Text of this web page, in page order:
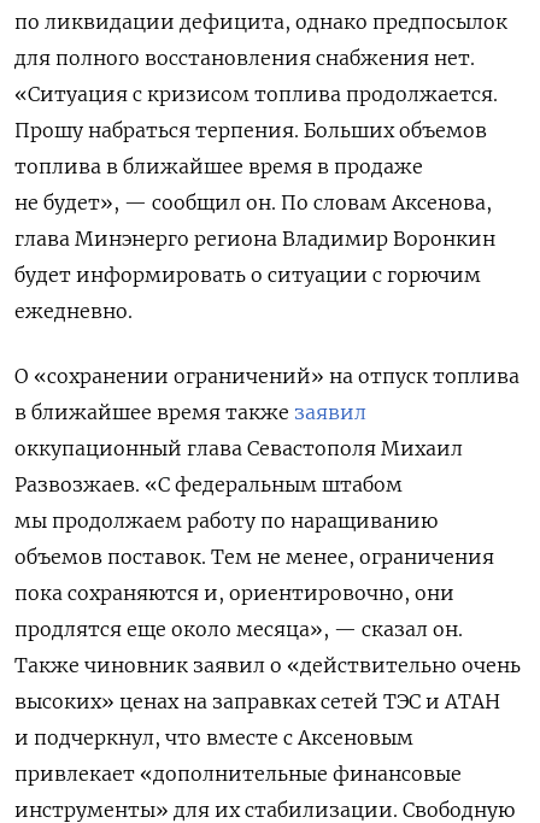
по ликвидации дефицита, однако предпосылок
для полного восстановления снабжения нет.
«Ситуация с кризисом топлива продолжается.
Прошу набраться терпения. Больших объемов
топлива в ближайшее время в продаже
не будет», — сообщил он. По словам Аксенова,
глава Минэнерго региона Владимир Воронкин
будет информировать о ситуации с горючим
ежедневно.
О «сохранении ограничений» на отпуск топлива
в ближайшее время также заявил
оккупационный глава Севастополя Михаил
Развозжаев. «С федеральным штабом
мы продолжаем работу по наращиванию
объемов поставок. Тем не менее, ограничения
пока сохраняются и, ориентировочно, они
продлятся еще около месяца», — сказал он.
Также чиновник заявил о «действительно очень
высоких» ценах на заправках сетей ТЭС и АТАН
и подчеркнул, что вместе с Аксеновым
привлекает «дополнительные финансовые
инструменты» для их стабилизации. Свободную